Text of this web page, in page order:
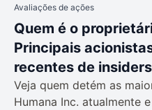
Avaliações de ações
Quem é o
Principais
recentes de insiders
Veja quem detém as
Humana Inc. atualmente